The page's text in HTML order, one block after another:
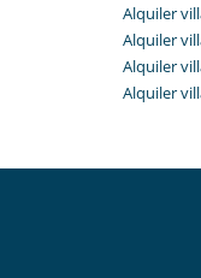
Alquiler
Alquiler
Alquiler
Alquiler